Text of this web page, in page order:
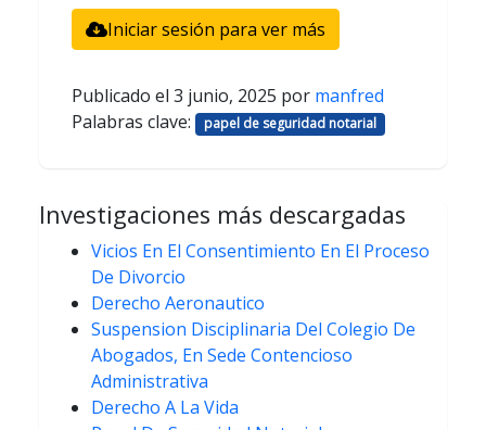
Iniciar sesión para ver más
Publicado el 3 junio, 2025 por manfred
Palabras clave:
papel de seguridad notarial
Investigaciones más descargadas
Vicios En El Consentimiento En El Proceso
De Divorcio
Derecho Aeronautico
Suspension Disciplinaria Del Colegio De
Abogados, En Sede Contencioso
Administrativa
Derecho A La Vida